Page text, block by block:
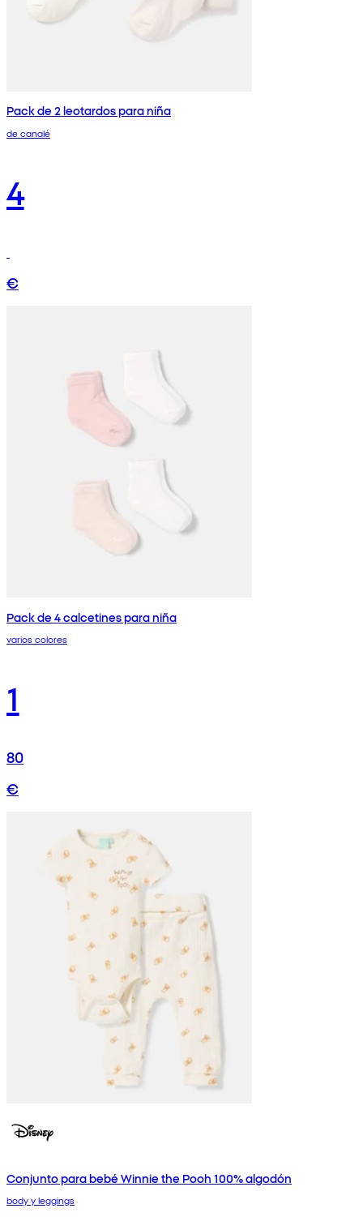
Pack de 2 leotardos para niña
de canalé
4
€
Pack de 4 calcetines para niña
varios colores
1
80
€
Conjunto para bebé Winnie the Pooh 100% algodón
body y leggings